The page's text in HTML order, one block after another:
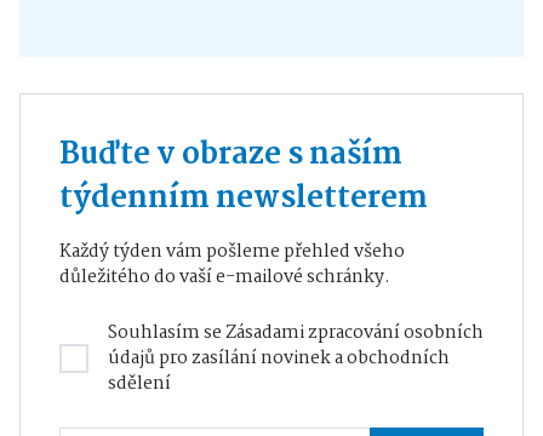
Buďte v obraze s naším
týdenním newsletterem
Každý týden vám pošleme přehled všeho
důležitého do vaší e-mailové schránky.
Souhlasím seZásadami zpracování osobních
údajůpro zasílání novinek a obchodních
sdělení